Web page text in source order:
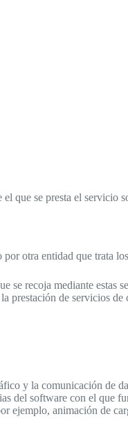
que se presta el servicio
otra entidad que trata
recoja mediante estas
prestación de servicios
y la comunicación de
del software con el que
ejemplo, animación de